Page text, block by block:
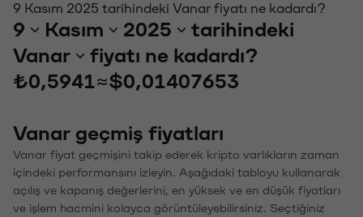
9 Kasım 2025 tarihindeki Vanar fiyatı ne kadardı?
9 Kasım 2025
tarihindeki
Vanar
fiyatı ne kadardı?
₺0,5941≈$0,01407653
Vanar geçmiş fiyatları
Vanar fiyat geçmişini takip ederek kripto varlıkların zaman
içindeki performansını izleyin. Aşağıdaki tabloyu kullanarak
açılış ve kapanış değerlerini, en yüksek ve en düşük fiyatları
ve işlem hacmini kolayca görüntüleyebilirsiniz. Seçtiğiniz